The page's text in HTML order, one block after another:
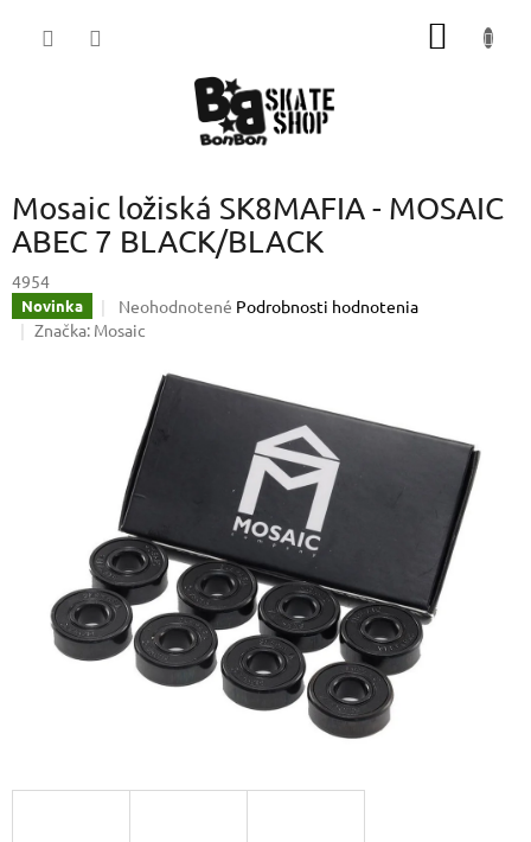
Mosaic ložiská SK8MAFIA - MOSAIC
ABEC 7 BLACK/BLACK
4954
Novinka
Priemerné
hodnotenie
hviezdičiek.
Neohodnotené Podrobnosti hodnotenia
Značka: Mosaic